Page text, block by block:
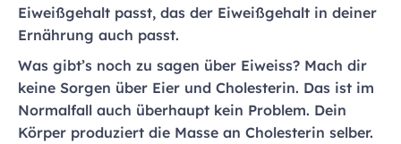
Eiweißgehalt passt, das der Eiweißgehalt in deiner
Ernährung auch passt.
Was gibt’s noch zu sagen über Eiweiss? Mach dir
keine Sorgen über Eier und Cholesterin. Das ist im
Normalfall auch überhaupt kein Problem. Dein
Körper produziert die Masse an Cholesterin selber.